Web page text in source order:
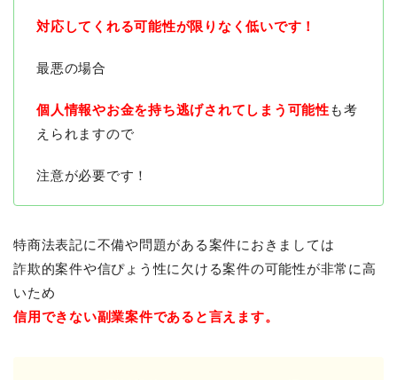
対応してくれる可能性が限りなく低いです！
最悪の場合
個人情報やお金を持ち逃げされてしまう可能性 も考
えられますので
注意が必要です！
特商法表記に不備や問題がある案件におきましては
詐欺的案件や信ぴょう性に欠ける案件の可能性が非常に高
いため
信用できない副業案件であると言えます。